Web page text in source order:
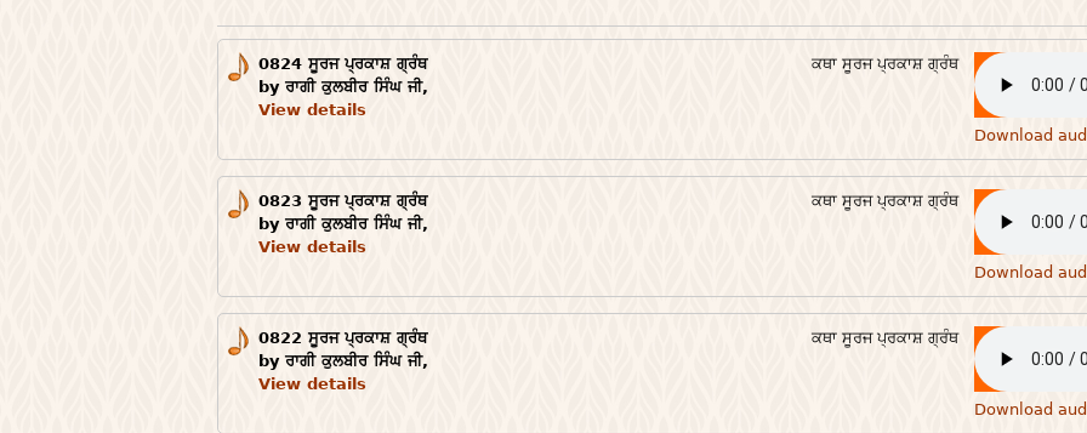
0824 ਸੂਰਜ ਪ੍ਰਕਾਸ਼ ਗ੍ਰੰਥ
by ਰਾਗੀ ਕੁਲਬੀਰ ਸਿੰਘ ਜੀ,
View details
Download
ਕਥਾ ਸੂਰਜ ਪ੍ਰਕਾਸ਼ ਗ੍ਰੰਥ
0823 ਸੂਰਜ ਪ੍ਰਕਾਸ਼ ਗ੍ਰੰਥ
by ਰਾਗੀ ਕੁਲਬੀਰ ਸਿੰਘ ਜੀ,
View details
Download
ਕਥਾ ਸੂਰਜ ਪ੍ਰਕਾਸ਼ ਗ੍ਰੰਥ
0822 ਸੂਰਜ ਪ੍ਰਕਾਸ਼ ਗ੍ਰੰਥ
by ਰਾਗੀ ਕੁਲਬੀਰ ਸਿੰਘ ਜੀ,
View details
Download
ਕਥਾ ਸੂਰਜ ਪ੍ਰਕਾਸ਼ ਗ੍ਰੰਥ